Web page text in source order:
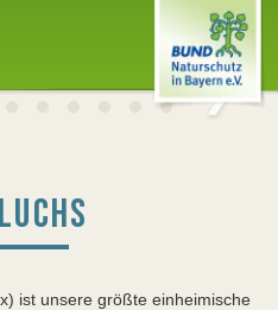
ist unsere größte einheimische